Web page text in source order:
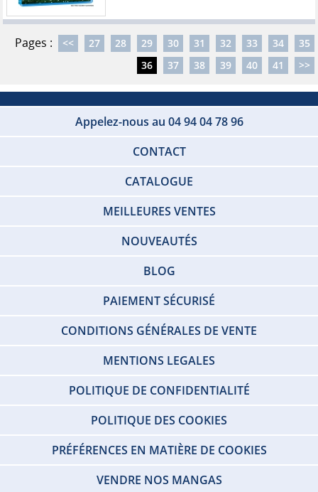
Pages : << 27 28 29 30 31 32 33 34
35
36
37 38 39 40 41 >>
Appelez-nous au 04 94 04 78 96
CONTACT
CATALOGUE
MEILLEURES VENTES
NOUVEAUTÉS
BLOG
PAIEMENT SÉCURISÉ
CONDITIONS GÉNÉRALES DE VENTE
MENTIONS LEGALES
POLITIQUE DE CONFIDENTIALITÉ
POLITIQUE DES COOKIES
PRÉFÉRENCES EN MATIÈRE DE COOKIES
VENDRE NOS MANGAS